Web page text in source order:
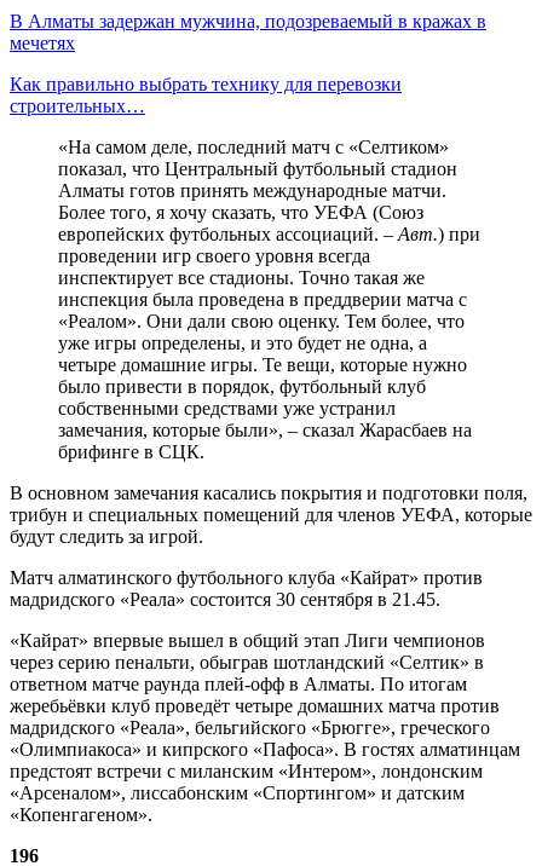
В Алматы задержан мужчина, подозреваемый в кражах в
мечетях
Как правильно выбрать технику для перевозки
строительных…
«На самом деле, последний матч с «Селтиком»
показал, что Центральный футбольный стадион
Алматы готов принять международные матчи.
Более того, я хочу сказать, что УЕФА (Союз
европейских футбольных ассоциаций. – Авт.) при
проведении игр своего уровня всегда
инспектирует все стадионы. Точно такая же
инспекция была проведена в преддверии матча с
«Реалом». Они дали свою оценку. Тем более, что
уже игры определены, и это будет не одна, а
четыре домашние игры. Те вещи, которые нужно
было привести в порядок, футбольный клуб
собственными средствами уже устранил
замечания, которые были», – сказал Жарасбаев на
брифинге в СЦК.
В основном замечания касались покрытия и подготовки поля,
трибун и специальных помещений для членов УЕФА, которые
будут следить за игрой.
Матч алматинского футбольного клуба «Кайрат» против
мадридского «Реала» состоится 30 сентября в 21.45.
«Кайрат» впервые вышел в общий этап Лиги чемпионов
через серию пенальти, обыграв шотландский «Селтик» в
ответном матче раунда плей‑офф в Алматы. По итогам
жеребьёвки клуб проведёт четыре домашних матча против
мадридского «Реала», бельгийского «Брюгге», греческого
«Олимпиакоса» и кипрского «Пафоса». В гостях алматинцам
предстоят встречи с миланским «Интером», лондонским
«Арсеналом», лиссабонским «Спортингом» и датским
«Копенгагеном».
196